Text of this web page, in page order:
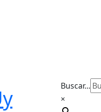
Buscar...
×